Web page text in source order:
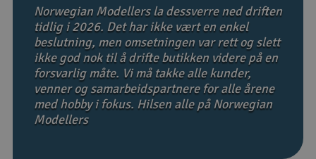
Fly
Helikopter
Kamerautstyr
Modellbygging, LEGO & byggesett
Norwegian Modellers la dessverre ned driften
tidlig i 2026. Det har ikke vært en enkel
beslutning, men omsetningen var rett og slett
ikke god nok til å drifte butikken videre på en
forsvarlig måte. Vi må takke alle kunder,
venner og samarbeidspartnere for alle årene
med hobby i fokus. Hilsen alle på Norwegian
Modellers